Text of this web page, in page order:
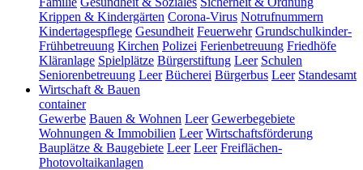
Krippen & Kindergärten Corona-Virus Notrufnummern
Kindertagespflege Gesundheit Feuerwehr Grundschulkinder-
Frühbetreuung Kirchen Polizei Ferienbetreuung Friedhöfe
Kläranlage Spielplätze Bürgerstiftung Leer Schulen
Seniorenbetreuung Leer Bücherei Bürgerbus Leer Standesamt
Wirtschaft & Bauen
container
Gewerbe Bauen & Wohnen Leer Gewerbegebiete
Wohnungen & Immobilien Leer Wirtschaftsförderung
Bauplätze & Baugebiete Leer Leer Freiflächen-
Photovoltaikanlagen